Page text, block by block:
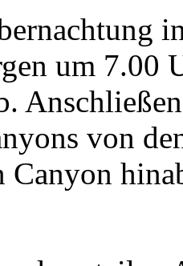
um 7.00
von
Canyon